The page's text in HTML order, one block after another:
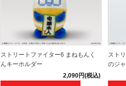
ストリートファイター6 まねもんく
んキーホルダー
2,090円(税込)
スト
のジ